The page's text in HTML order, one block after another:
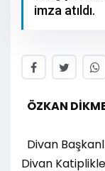
imza atıldı.
ÖZKAN
Divan
Divan